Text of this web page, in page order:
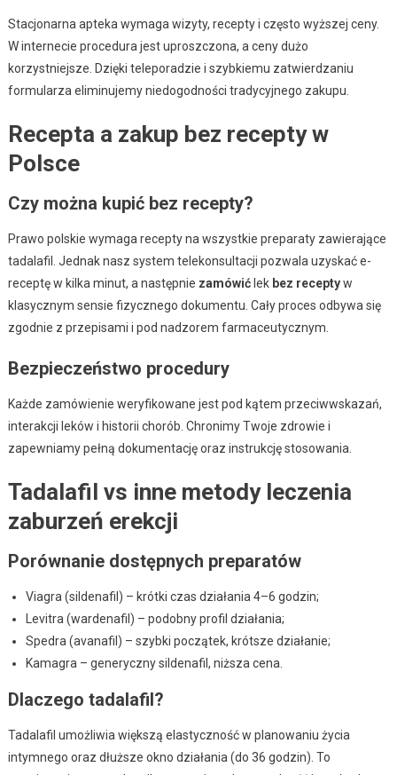
Stacjonarna apteka wymaga wizyty, recepty i często wyższej ceny.
W internecie procedura jest uproszczona, a ceny dużo
korzystniejsze. Dzięki teleporadzie i szybkiemu zatwierdzaniu
formularza eliminujemy niedogodności tradycyjnego zakupu.
Recepta a zakup bez recepty w
Polsce
Czy można kupić bez recepty?
Prawo polskie wymaga recepty na wszystkie preparaty zawierające
tadalafil. Jednak nasz system telekonsultacji pozwala uzyskać e-
receptę w kilka minut, a następnie zamówićlek bez receptyw
klasycznym sensie fizycznego dokumentu. Cały proces odbywa się
zgodnie z przepisami i pod nadzorem farmaceutycznym.
Bezpieczeństwo procedury
Każde zamówienie weryfikowane jest pod kątem przeciwwskazań,
interakcji leków i historii chorób. Chronimy Twoje zdrowie i
zapewniamy pełną dokumentację oraz instrukcję stosowania.
Tadalafil vs inne metody leczenia
zaburzeń erekcji
Porównanie dostępnych preparatów
Viagra (sildenafil) – krótki czas działania 4–6 godzin;
Levitra (wardenafil) – podobny profil działania;
Spedra (avanafil) – szybki początek, krótsze działanie;
Kamagra – generyczny sildenafil, niższa cena.
Dlaczego tadalafil?
Tadalafil umożliwia większą elastyczność w planowaniu życia
intymnego oraz dłuższe okno działania (do 36 godzin). To